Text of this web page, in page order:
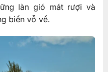
làn gió mát rượi và
biển vỗ về.